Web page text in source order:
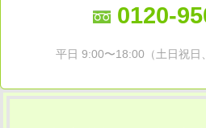
0120-
平日 9:00〜18:00（土日祝日